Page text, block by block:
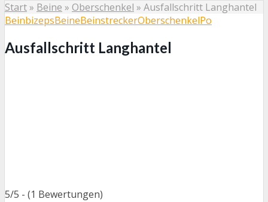
Start» Beine » Oberschenkel » Ausfallschritt Langhantel
BeinbizepsBeineBeinstreckerOberschenkelPo
Ausfallschritt Langhantel
5/5 - (1 Bewertungen)